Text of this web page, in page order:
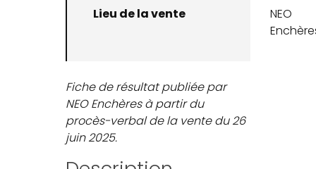
Lieu de la vente
NEO
Fiche de résultat publiée par
NEO Enchères à partir du
procès-verbal de la vente du 26
juin 2025.